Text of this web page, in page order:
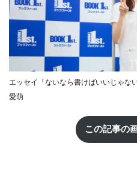
エッセイ「ないなら書けばいいじゃな
愛萌
この記事の